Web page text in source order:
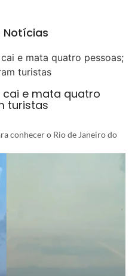
Notícias
cai e mata quatro
turistas
conhecer o Rio de Janeiro do